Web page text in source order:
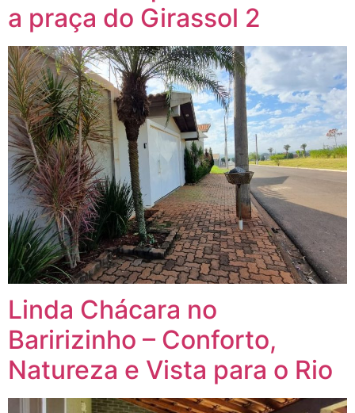
a praça do Girassol 2
Linda Chácara no
Baririzinho – Conforto,
Natureza e Vista para o Rio